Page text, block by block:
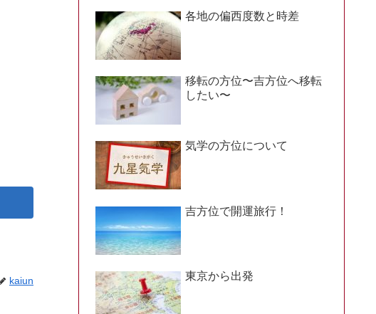
kaiun
各地の偏西度数と時差
移転の方位〜吉方位へ移転
したい〜
気学の方位について
吉方位で開運旅行！
東京から出発